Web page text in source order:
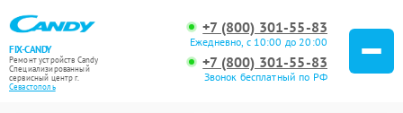
FIX-CANDY
Ремонт устройств Candy
Специализированный
cервисный центр г.
Севастополь
+7 (800) 301-55-83
Ежедневно, с 10:00 до 20:00
+7 (800) 301-55-83
Звонок бесплатный по РФ